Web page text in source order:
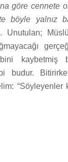
göre cennete
böyle yalnız
Unutulan;
budur.